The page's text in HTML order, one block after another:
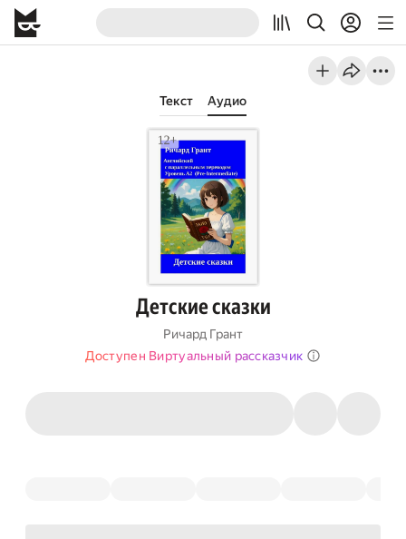
Текст Аудио
Детские сказки
Ричард Грант
Доступен Виртуальный рассказчик